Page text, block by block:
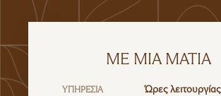
ΜΕ ΜΙΑ ΜΑΤΙΑ
ΥΠΗΡΕΣΊΑ Ώρες λειτουργίας